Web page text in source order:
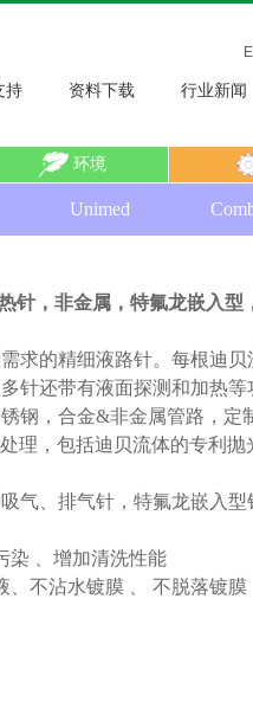
持 资料下载 行业新闻
环境
Unimed
针，非金属，特氟龙嵌入型
求的精细液路针。每根迪贝
针还带有液面探测和加热等
钢，合金&非金属管路，定
理，包括迪贝流体的专利抛
气、排气针，特氟龙嵌入型
染 、增加清洗性能
、不沾水镀膜 、 不脱落镀膜